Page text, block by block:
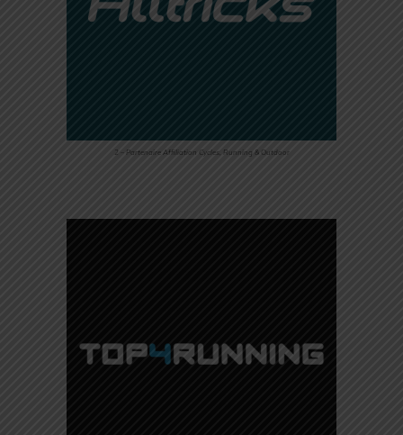
2 – Partenaire Affiliation Cycles, Running & Outdoor